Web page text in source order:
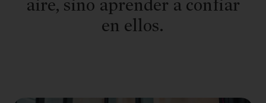
aire, sino aprender a confiar
en ellos.